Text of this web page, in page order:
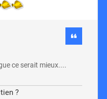
ce serait mieux....
?